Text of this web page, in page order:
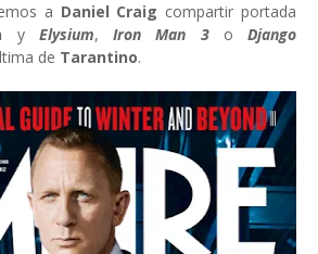
a Daniel Craig compartir portada
y Elysium,Iron Man 3oDjango
de Tarantino.